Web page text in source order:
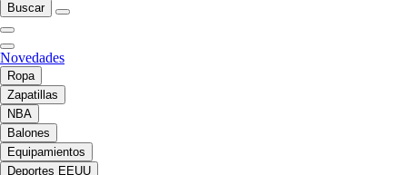
Buscar
Novedades
Ropa
Zapatillas
NBA
Balones
Equipamientos
Deportes EEUU